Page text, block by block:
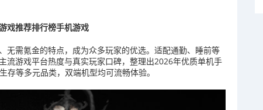
戏推荐排行榜手机游戏
无需氪金的特点，成为众多玩家的优选。适配通勤、睡前等
流游戏平台热度与真实玩家口碑，整理出2026年优质单机手
等多元品类，双端机型均可流畅体验。